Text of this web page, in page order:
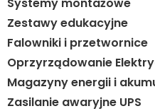
Zestawy edukacyjne
Falowniki i przetwornice
Oprzyrządowanie
Magazyny energii i
Zasilanie awaryjne UPS